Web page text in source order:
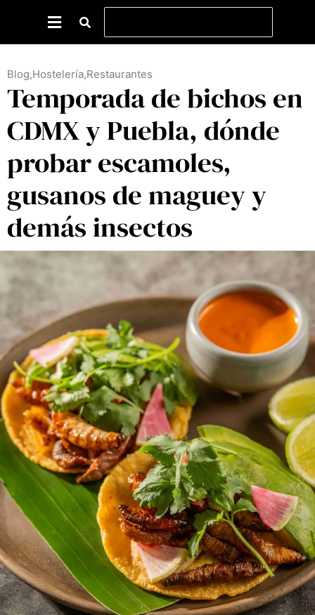
Blog,Hostelería,Restaurantes
Temporada de bichos en
CDMX y Puebla, dónde
probar escamoles,
gusanos de maguey y
demás insectos